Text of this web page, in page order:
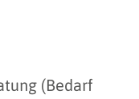
(Bedarf